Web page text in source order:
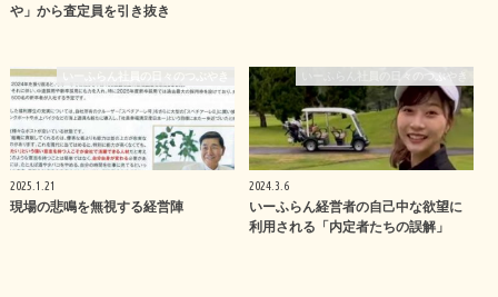
や」から査定員を引き抜き
いーふらん社員の日々のつぶやき
2025.1.21
現場の悲鳴を無視する経営陣
いーふらん社員の日々のつぶやき
2024.3.6
いーふらん経営者の自己中な欲望に
利用される「内定者たちの誤解」